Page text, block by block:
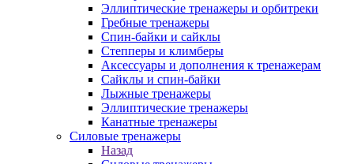
Эллиптические тренажеры и орбитреки
Гребные тренажеры
Спин-байки и сайклы
Степперы и климберы
Аксессуары и дополнения к тренажерам
Сайклы и спин-байки
Лыжные тренажеры
Эллиптические тренажеры
Канатные тренажеры
Силовые тренажеры
Назад